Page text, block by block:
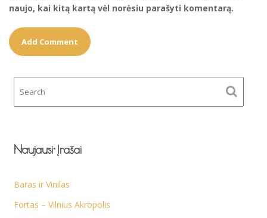
naujo, kai kitą kartą vėl norėsiu parašyti komentarą.
Naujausi Įrašai
Baras ir Vinilas
Fortas – Vilnius Akropolis